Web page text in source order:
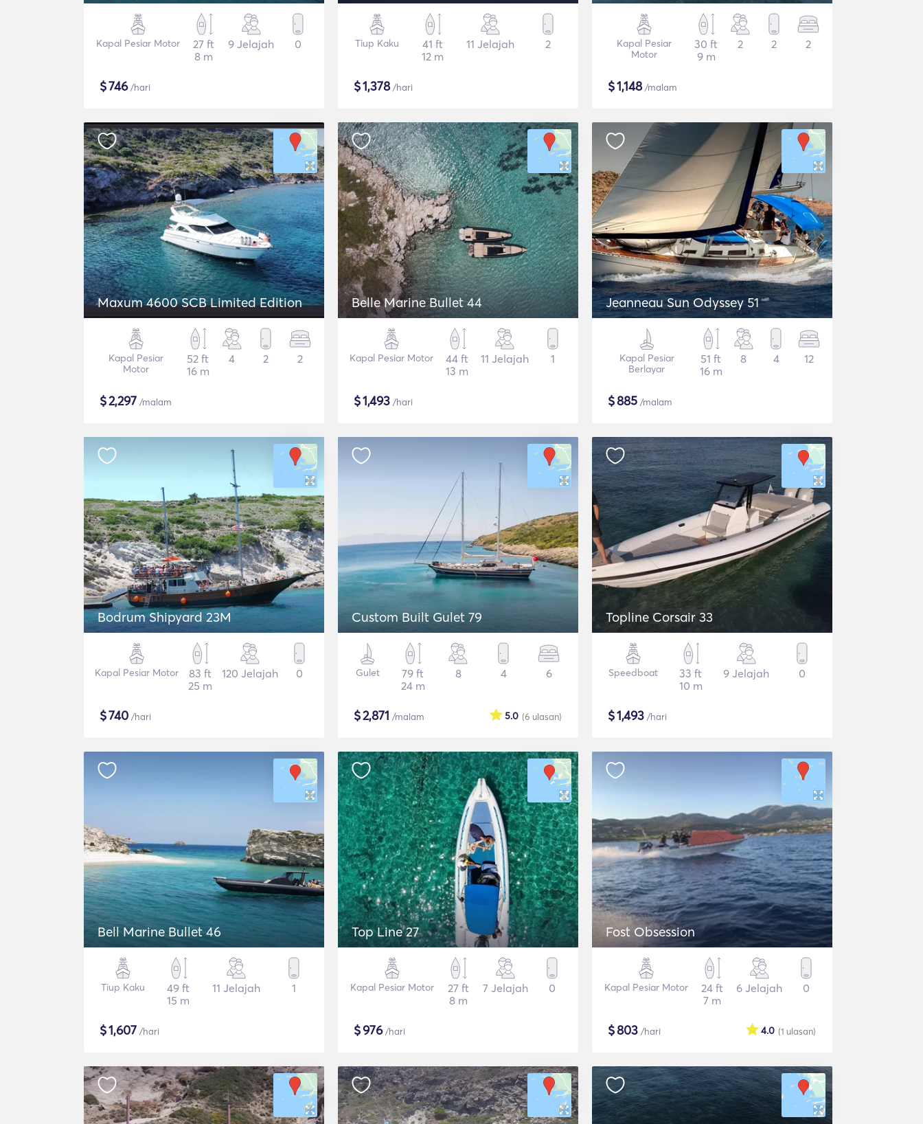
Kapal Pesiar Motor
27 ft
8 m
9 Jelajah 0
$746/hari
Tiup Kaku
41 ft
12 m
11 Jelajah 2
$1,378/hari
Kapal Pesiar
Motor
30 ft
9 m
2 2 2
$1,148/malam
Maxum 4600 SCB Limited Edition
Kapal Pesiar
Motor
52 ft
16 m
4 2 2
$2,297 /malam
Belle Marine Bullet 44
Kapal Pesiar Motor
44 ft
13 m
11 Jelajah 1
$1,493 /hari
Jeanneau Sun Odyssey 51
Kapal Pesiar
Berlayar
51 ft
16 m
8 4 12
$885 /malam
Bodrum Shipyard 23M
Kapal Pesiar Motor
83 ft
25 m
120 Jelajah 0
$740 /hari
Custom Built Gulet 79
Gulet
79 ft
24 m
8 4 6
$2,871 /malam (6 ulasan)
5.0
Topline Corsair 33
Speedboat
33 ft
10 m
9 Jelajah 0
$1,493 /hari
Bell Marine Bullet 46
Tiup Kaku
49 ft
15 m
11 Jelajah 1
$1,607 /hari
Top Line 27
Kapal Pesiar Motor
27 ft
8 m
7 Jelajah 0
$976/hari
Fost Obsession
Kapal Pesiar Motor
24 ft
7 m
6 Jelajah 0
$803 /hari (1 ulasan)
4.0